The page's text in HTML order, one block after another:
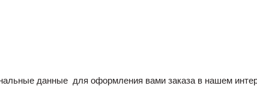
данные для оформления вами заказа в нашем